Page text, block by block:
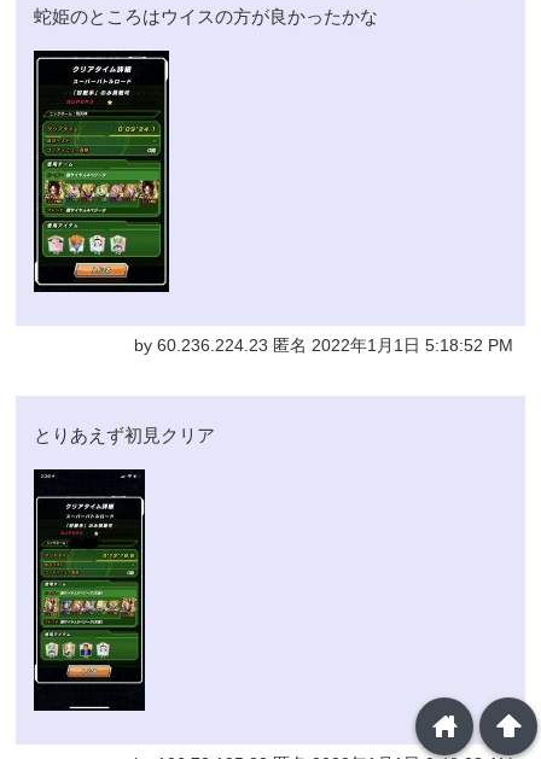
蛇姫のところはウイスの方が良かったかな
by 60.236.224.23 匿名 2022年1月1日 5:18:52 PM
とりあえず初見クリア
arrowup
home